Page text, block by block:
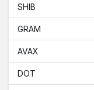
SHIB
GRAM
AVAX
DOT